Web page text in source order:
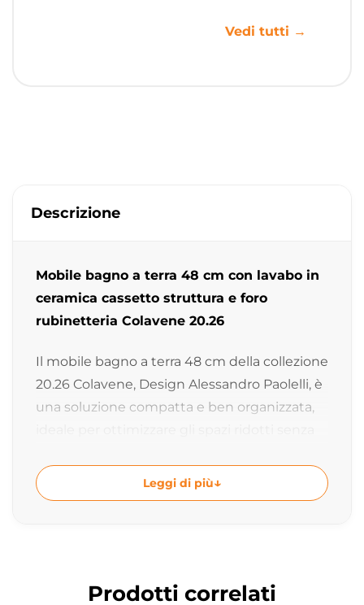
Vedi tutti →
Descrizione
Mobile bagno a terra 48 cm con lavabo in
ceramica cassetto struttura e foro
rubinetteria Colavene 20.26
Il mobile bagno a terra 48 cm della collezione
20.26 Colavene, Design Alessandro Paolelli, è
una soluzione compatta e ben organizzata,
contemporaneo. La struttura a terra
aggiunge praticità e stabilità, rendendo il
Il lavabo in ceramica da 48×48 cm con foro
Leggi di più
Prodotti correlati